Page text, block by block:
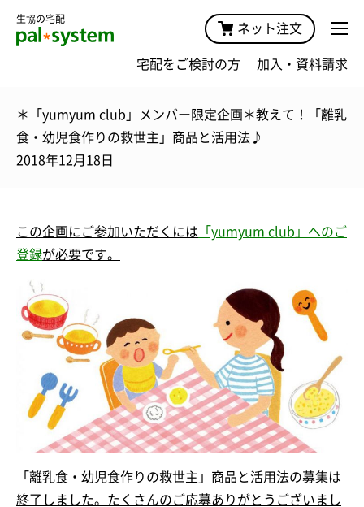
生協の宅配
ネット注文
宅配をご検討の方 加入・資料請求
＊「yumyum club」メンバー限定企画＊教えて！「離乳
食・幼児食作りの救世主」商品と活用法♪
2018年12月18日
この企画にご参加いただくには 「yumyum club」へのご
登録が必要です。
「離乳食・幼児食作りの救世主」商品と活用法の募集は
終了しました。たくさんのご応募ありがとうございまし